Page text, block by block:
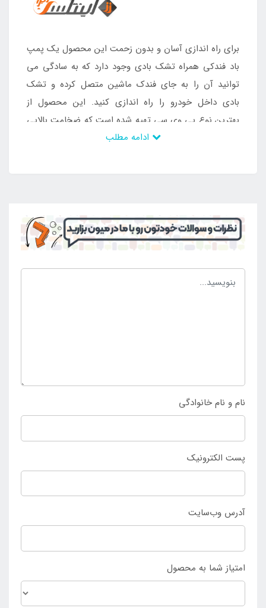
برای راه اندازی آسان و بدون زحمت این محصول یک پمپ
باد فندکی همراه تشک بادی وجود دارد که به سادگی می
توانید آن را به جای فندک ماشین متصل کرده و تشک
بادی داخل خودرو را راه اندازی کنید. این محصول از
بهترین نوع پی وی سی تهیه شده است که ضخامت بالایی
داشته و علاوه بر برخورداری از انعطاف زیاد، در برابر آسیب
محصول مناسب برای تمامی خودروها است و با عوض
کردن ماشین، نیازی به خرید تشک بادی جدید نمی باشد.
برای خرید تشک بادی داخل ماشین ضخیم هایلوکس با
نام و نام خانوادگی
پست الکترونیک
آدرس وب‌سایت
امتیاز شما به محصول